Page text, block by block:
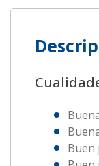
Buen